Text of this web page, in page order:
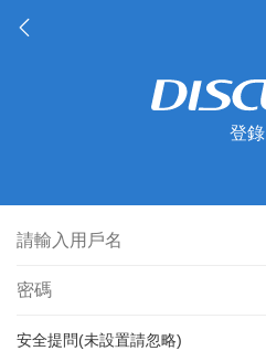
登錄
安全提問(未設置請忽略)